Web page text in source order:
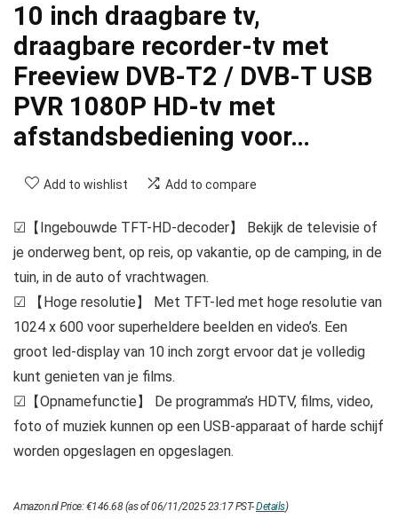
10 inch draagbare tv,
draagbare recorder-tv met
Freeview DVB-T2 / DVB-T USB
PVR 1080P HD-tv met
afstandsbediening voor…
Add to wishlist Add to compare
☑【Ingebouwde TFT-HD-decoder】 Bekijk de televisie of
je onderweg bent, op reis, op vakantie, op de camping, in de
tuin, in de auto of vrachtwagen.
☑ 【Hoge resolutie】 Met TFT-led met hoge resolutie van
1024 x 600 voor superheldere beelden en video’s. Een
groot led-display van 10 inch zorgt ervoor dat je volledig
kunt genieten van je films.
☑【Opnamefunctie】 De programma’s HDTV, films, video,
foto of muziek kunnen op een USB-apparaat of harde schijf
worden opgeslagen en opgeslagen.
Amazon.nl Price:€146.68(as of 06/11/2025 23:17 PST-Details)